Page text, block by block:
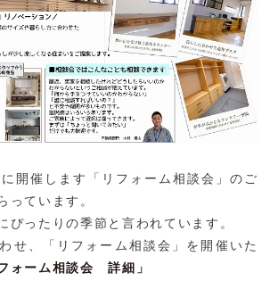
開催します「リフォーム相談会」のご
っています。
ぴったりの季節と言われています。
せ、「リフォーム相談会」を開催いた
ォーム相談会 詳細 」